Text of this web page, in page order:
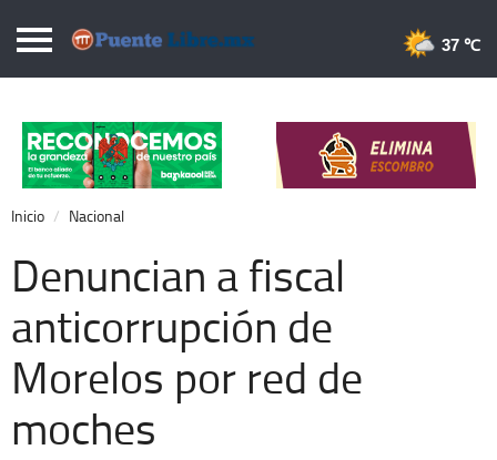
Puentelibre.mx
Local
Nacional
Opinión
Cronos
Economía
Espectáculos
Extra +
37 ℃
Inicio Nacional
Denuncian a fiscal
anticorrupción de
Morelos por red de
moches